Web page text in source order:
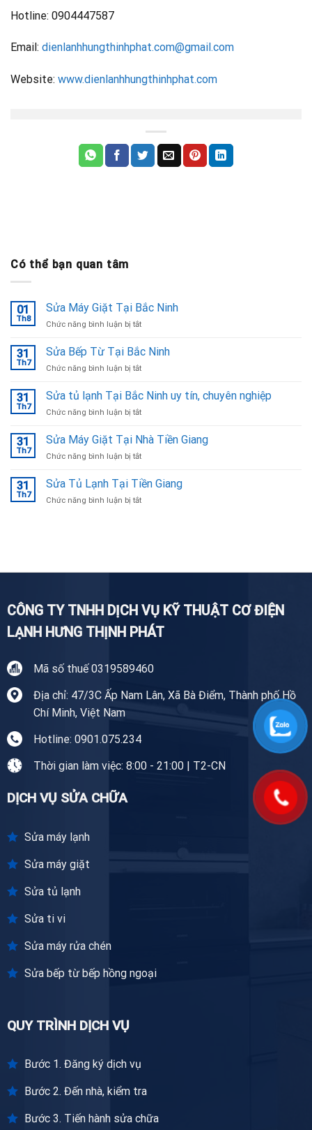
Hotline: 0904447587
Email: dienlanhhungthinhphat.com@gmail.com
Website: www.dienlanhhungthinhphat.com
Có thể bạn quan tâm
01
Th8
Sửa Máy Giặt Tại Bắc Ninh
Chức năng bình luận bị tắtở
Máy
Tại
Ninh
31
Th7
Sửa Bếp Từ Tại Bắc Ninh
Chức năng bình luận bị tắtở
Bếp
Tại
Ninh
31
Th7
Sửa tủ lạnh Tại Bắc Ninh uy tín, chuyên nghiệp
Chức năng bình luận bị tắtở
tủ
Tại
Ninh
31
Th7
Sửa Máy Giặt Tại Nhà Tiền Giang
Chức năng bình luận bị tắtở
Máy
Giặt
Tại
31
Th7
Sửa Tủ Lạnh Tại Tiền Giang
Chức năng bình luận bị tắtở
Giang
CÔNG TY TNHH DỊCH VỤ KỸ THUẬT CƠ ĐIỆN
LẠNH HƯNG THỊNH PHÁT
Mã số thuế 0319589460
Địa chỉ: 47/3C Ấp Nam Lân, Xã Bà Điểm, Thành phố Hồ
Chí Minh, Việt Nam
Hotline: 0901.075.234
Thời gian làm việc: 8:00 - 21:00 | T2-CN
DỊCH VỤ SỬA CHỮA
Sửa máy lạnh
Sửa máy giặt
Sửa tủ lạnh
Sửa ti vi
Sửa máy rửa chén
Sửa bếp từ bếp hồng ngoại
QUY TRÌNH DỊCH VỤ
Bước 1. Đăng ký dịch vụ
Bước 2. Đến nhà, kiểm tra
Bước 3. Tiến hành sửa chữa